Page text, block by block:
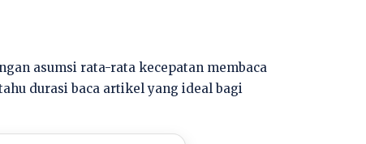
asumsi rata-rata kecepatan membaca
durasi baca artikel yang ideal bagi